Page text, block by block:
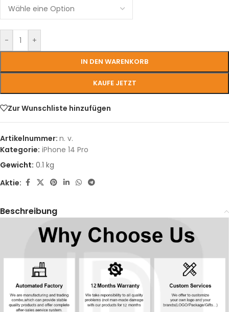
- +
IN DEN WARENKORB
KAUFE JETZT
Zur Wunschliste hinzufügen
Artikelnummer: n. v.
Kategorie: iPhone 14 Pro
Gewicht: 0.1 kg
Aktie:
Beschreibung